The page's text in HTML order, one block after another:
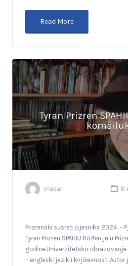
Read More
Tyran Prizren
masar 8
Prizrenski susreti pjesnika 2024. –
Tyran Prizren SPAHIU Rođen je u
godine.Univerzitetsko obrazovanje
– engleski jezik i književnost. Autor